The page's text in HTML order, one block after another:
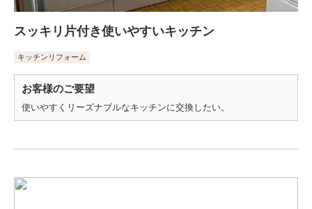
スッキリ片付き使いやすいキッチン
キッチンリフォーム
お客様のご要望
使いやすくリーズナブルなキッチンに交換したい。